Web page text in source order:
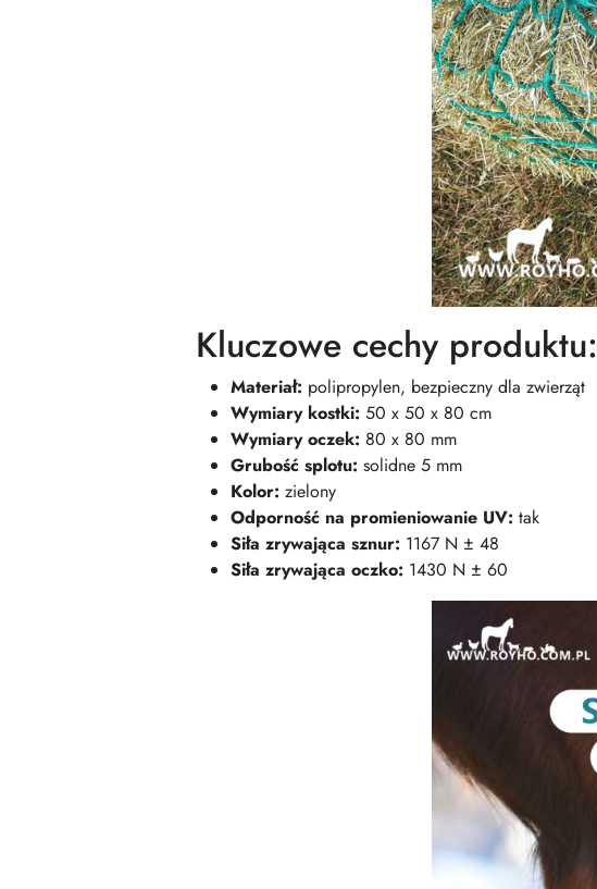
Kluczowe cechy produktu:
Materiał: polipropylen, bezpieczny dla zwierząt
Wymiary kostki: 50 x 50 x 80 cm
Wymiary oczek: 80 x 80 mm
Grubość splotu: solidne 5 mm
Kolor: zielony
Odporność na promieniowanie UV: tak
Siła zrywająca sznur: 1167 N ± 48
Siła zrywająca oczko: 1430 N ± 60